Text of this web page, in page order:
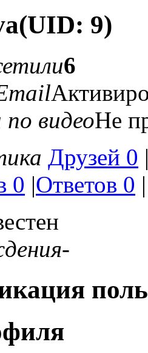
(UID: 9)
6
видеоНе
Друзей 0
0 |Ответов 0 |
-